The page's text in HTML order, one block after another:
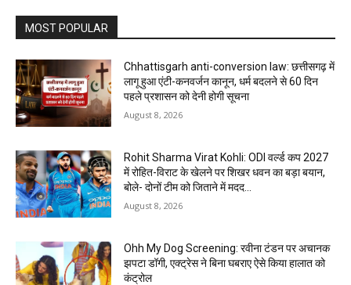
MOST POPULAR
Chhattisgarh anti-conversion law: छत्तीसगढ़ में
लागू हुआ एंटी-कनवर्जन कानून, धर्म बदलने से 60 दिन
पहले प्रशासन को देनी होगी सूचना
August 8, 2026
Rohit Sharma Virat Kohli: ODI वर्ल्ड कप 2027
में रोहित-विराट के खेलने पर शिखर धवन का बड़ा बयान,
बोले- दोनों टीम को जिताने में मदद...
August 8, 2026
Ohh My Dog Screening: रवीना टंडन पर अचानक
झपटा डॉगी, एक्ट्रेस ने बिना घबराए ऐसे किया हालात को
कंट्रोल